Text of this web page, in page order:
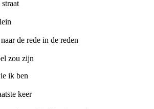
de rede in de reden
zou zijn
ik ben
keer